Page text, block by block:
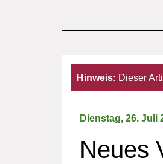
Hinweis: Dieser
Dienstag, 26. Juli
Neues